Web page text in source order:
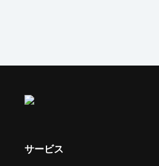
サービス